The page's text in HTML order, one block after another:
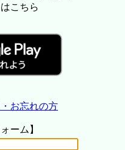
こちら
お忘れの方
ーム】